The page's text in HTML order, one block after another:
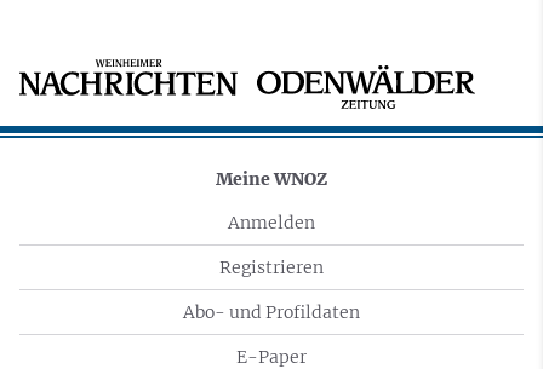
Meine WNOZ
Anmelden
Registrieren
Abo- und Profildaten
E-Paper